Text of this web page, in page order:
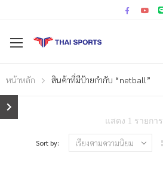
หน้าหลัก สินค้าที่มีป้ายกำกับ “netball”
แสดง 1 รายการ
Sort by: